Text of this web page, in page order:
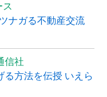
ス
ナガる不動産交流
信社
る方法を伝授 いえら